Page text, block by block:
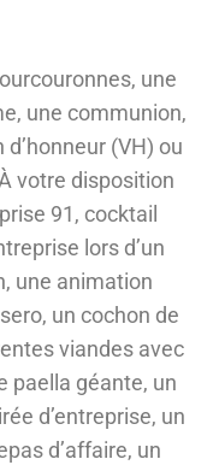
une
une communion,
(VH) ou
votre disposition
91, cocktail
lors d’un
une animation
un cochon de
viandes avec
paella géante, un
d’entreprise, un
d’affaire, un